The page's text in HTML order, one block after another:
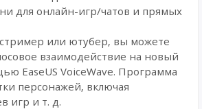
для онлайн-игр/чатов и прямых
или ютубер, вы можете
взаимодействие на новый
EaseUS VoiceWave. Программа
персонажей, включая
игр и т. д.